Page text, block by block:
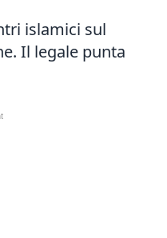
islamici sul
Il legale punta